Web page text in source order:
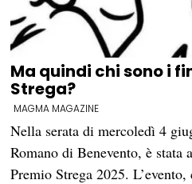
Ma quindi chi sono i
Strega?
MAGMA MAGAZINE
Nella serata di mercoledì 4
Romano di Benevento, è stata
Premio Strega 2025.